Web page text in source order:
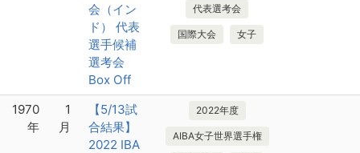
会（イン
ド） 代表
選手候補
選考会
Box Off
代表選考会
国際大会 女子
1970
年
1
月
【5/13試
合結果】
2022 IBA
2022年度
AIBA女子世界選手権